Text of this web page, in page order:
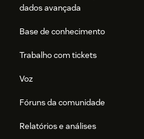
dados avançada
Base de conhecimento
Trabalho com tickets
Voz
Fóruns da comunidade
Relatórios e análises